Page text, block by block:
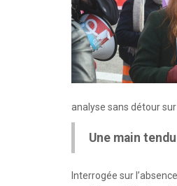
analyse sans détour
Une main
Interrogée sur